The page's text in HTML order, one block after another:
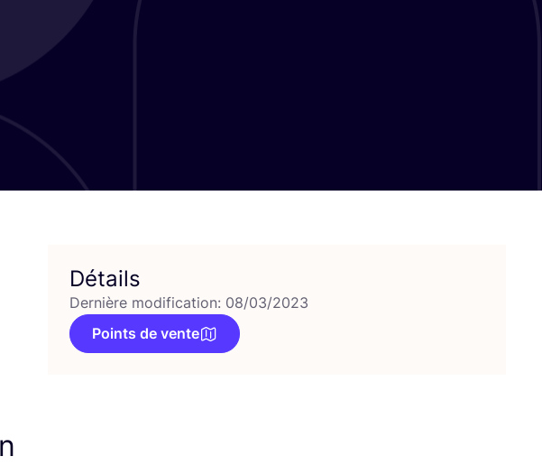
Détails
Dernière modification: 08/03/2023
Points de vente